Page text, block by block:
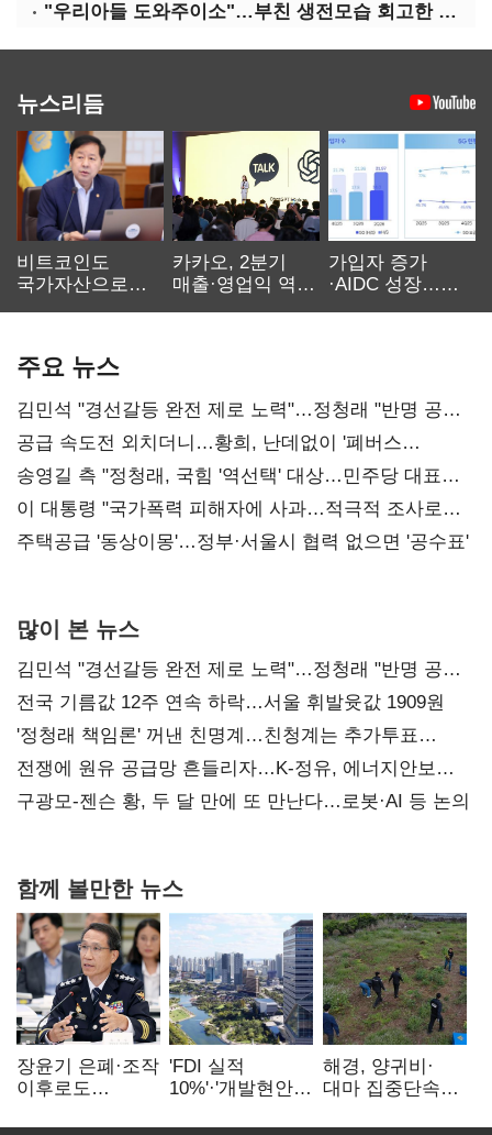
"우리아들 도와주이소"…부친 생전모습 회고한 김부겸
뉴스리듬
비트코인도
국가자산으로…'
카카오, 2분기
매출·영업익 역대
가입자 증가
·AIDC 성장…
주요 뉴스
김민석 "경선갈등 완전 제로 노력"…정청래 "반명 공세
사과부터"
공급 속도전 외치더니…황희, 난데없이 '폐버스
리모델링' 제안
송영길 측 "정청래, 국힘 '역선택' 대상…민주당 대표로
총선 지휘 못해"
이 대통령 "국가폭력 피해자에 사과…적극적 조사로
진실 밝혀야"
주택공급 '동상이몽'…정부·서울시 협력 없으면 '공수표'
많이 본 뉴스
김민석 "경선갈등 완전 제로 노력"…정청래 "반명 공세
사과부터"
전국 기름값 12주 연속 하락…서울 휘발윳값 1909원
'정청래 책임론' 꺼낸 친명계…친청계는 추가투표
때리기
전쟁에 원유 공급망 흔들리자…K-정유, 에너지안보
핵심으로 재부상
구광모-젠슨 황, 두 달 만에 또 만난다…로봇·AI 등 논의
함께 볼만한 뉴스
장윤기 은폐·조작
이후로도
'FDI 실적
10%'·'개발현안
해경, 양귀비·
대마 집중단속…